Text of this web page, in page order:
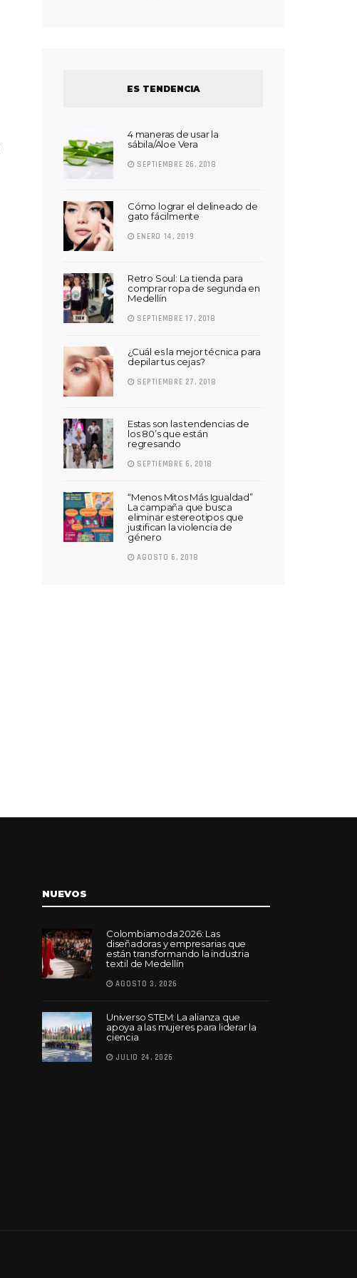
ES TENDENCIA
4 maneras de usar la
sábila/Aloe Vera
SEPTIEMBRE 26, 2018
Cómo lograr el delineado de
gato fácilmente
ENERO 14, 2019
Retro Soul: La tienda para
comprar ropa de segunda en
Medellín
SEPTIEMBRE 17, 2018
¿Cuál es la mejor técnica para
depilar tus cejas?
SEPTIEMBRE 27, 2018
Estas son las tendencias de
los 80’s que están
regresando
SEPTIEMBRE 6, 2018
“Menos Mitos Más Igualdad”
La campaña que busca
eliminar estereotipos que
justifican la violencia de
género
AGOSTO 6, 2018
NUEVOS
Colombiamoda 2026: Las
diseñadoras y empresarias que
están transformando la industria
textil de Medellín
AGOSTO 3, 2026
Universo STEM: La alianza que
apoya a las mujeres para liderar la
ciencia
JULIO 24, 2026